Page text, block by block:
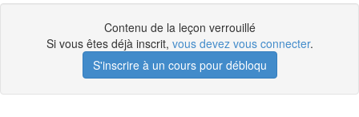
Contenu de la leçon verrouillé
Si vous êtes déjà inscrit, vous devez vous connecter.
S'inscrire à un cours pour débloqu